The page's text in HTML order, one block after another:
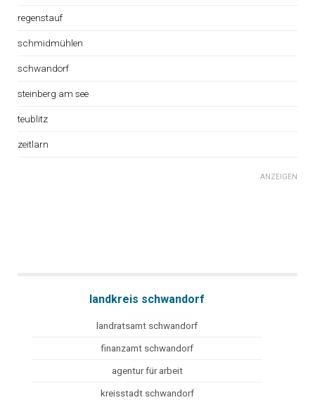
regenstauf
schmidmühlen
schwandorf
steinberg am see
teublitz
zeitlarn
ANZEIGEN
landkreis schwandorf
landratsamt schwandorf
finanzamt schwandorf
agentur für arbeit
kreisstadt schwandorf